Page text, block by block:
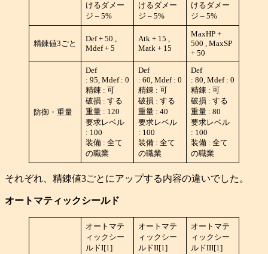
けるダメー
ジ – 5%
けるダメー
ジ – 5%
けるダメー
ジ – 5%
精錬値3ごと
Def + 50 ,
Mdef + 5
Atk + 15 ,
Matk + 15
MaxHP +
500 , MaxSP
+ 50
防御・重量
Def
: 95, Mdef : 0
精錬 : 可
破損 : する
重量 : 120
要求レベル
: 100
装備 : 全て
の職業
Def
: 60, Mdef : 0
精錬 : 可
破損 : する
重量 : 40
要求レベル
: 100
装備 : 全て
の職業
Def
: 80, Mdef : 0
精錬 : 可
破損 : する
重量 : 80
要求レベル
: 100
装備 : 全て
の職業
それぞれ、精錬値3ごとにアップする内容の違いでした。
オートマティックシールド
オートマテ
ィックシー
ルドI[1]
オートマテ
ィックシー
ルドII[1]
オートマテ
ィックシー
ルドIII[1]